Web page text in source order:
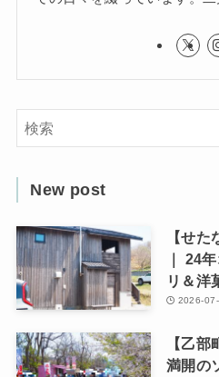
New post
【せ
｜ 24
リ＆洋
2026-
【乙
満開の